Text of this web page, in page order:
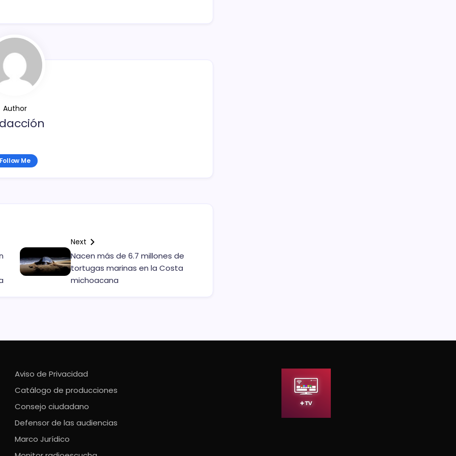
Author
Follow Me
Next
Nacen más de 6.7 millones de
tortugas marinas en la Costa
michoacana
Aviso de Privacidad
Catálogo de producciones
Consejo ciudadano
Defensor de las audiencias
Marco Jurídico